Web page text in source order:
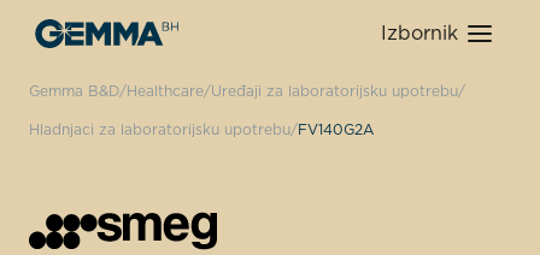
Izbornik
Gemma B&D Healthcare Uređaji za laboratorijsku upotrebu
Hladnjaci za laboratorijsku upotrebu FV140G2A